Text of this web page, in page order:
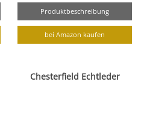
Produktbeschreibung
bei Amazon kaufen
Chesterfield Echtleder